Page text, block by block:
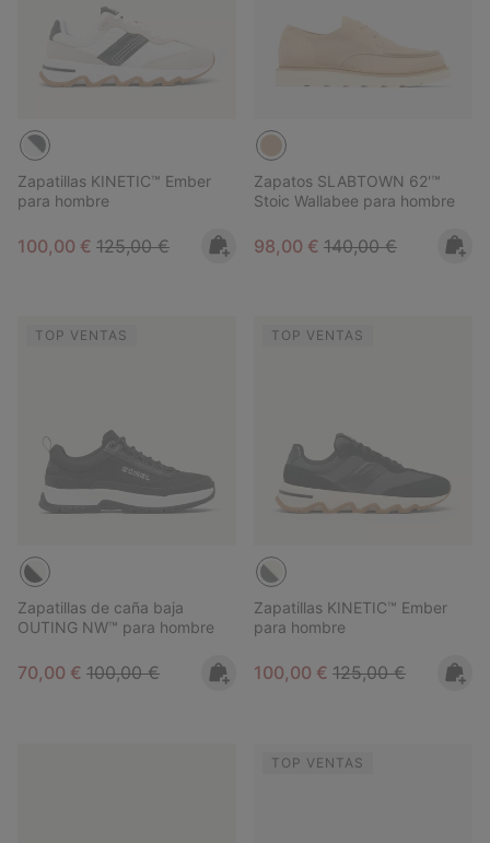
Zapatillas KINETIC™ Ember
para hombre
Sale price:
100,00 € Regular price:
125,00 €
Zapatos SLABTOWN 62'™
Stoic Wallabee para hombre
Sale price:
98,00 € Regular price:
140,00 €
TOP VENTAS
Zapatillas de caña baja
OUTING NW™ para hombre
Sale price:
70,00 € Regular price:
100,00 €
TOP VENTAS
Zapatillas KINETIC™ Ember
para hombre
Sale price:
100,00 € Regular price:
125,00 €
TOP VENTAS